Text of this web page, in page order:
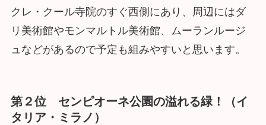
クレ・クール寺院のすぐ西側にあり、周辺にはダ
リ美術館やモンマルトル美術館、ムーランルージ
ュなどがあるので予定も組みやすいと思います。
第２位 センピオーネ公園の溢れる緑！（イ
タリア・ミラノ）